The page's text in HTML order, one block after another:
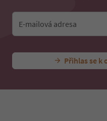
E-mailová adresa
Přihlas se k